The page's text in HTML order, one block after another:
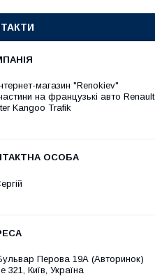
магазин "Renokiev"
на французькі авто Renault
Kangoo Trafik
Перова 19А (Авторинок)
321, Київ, Україна